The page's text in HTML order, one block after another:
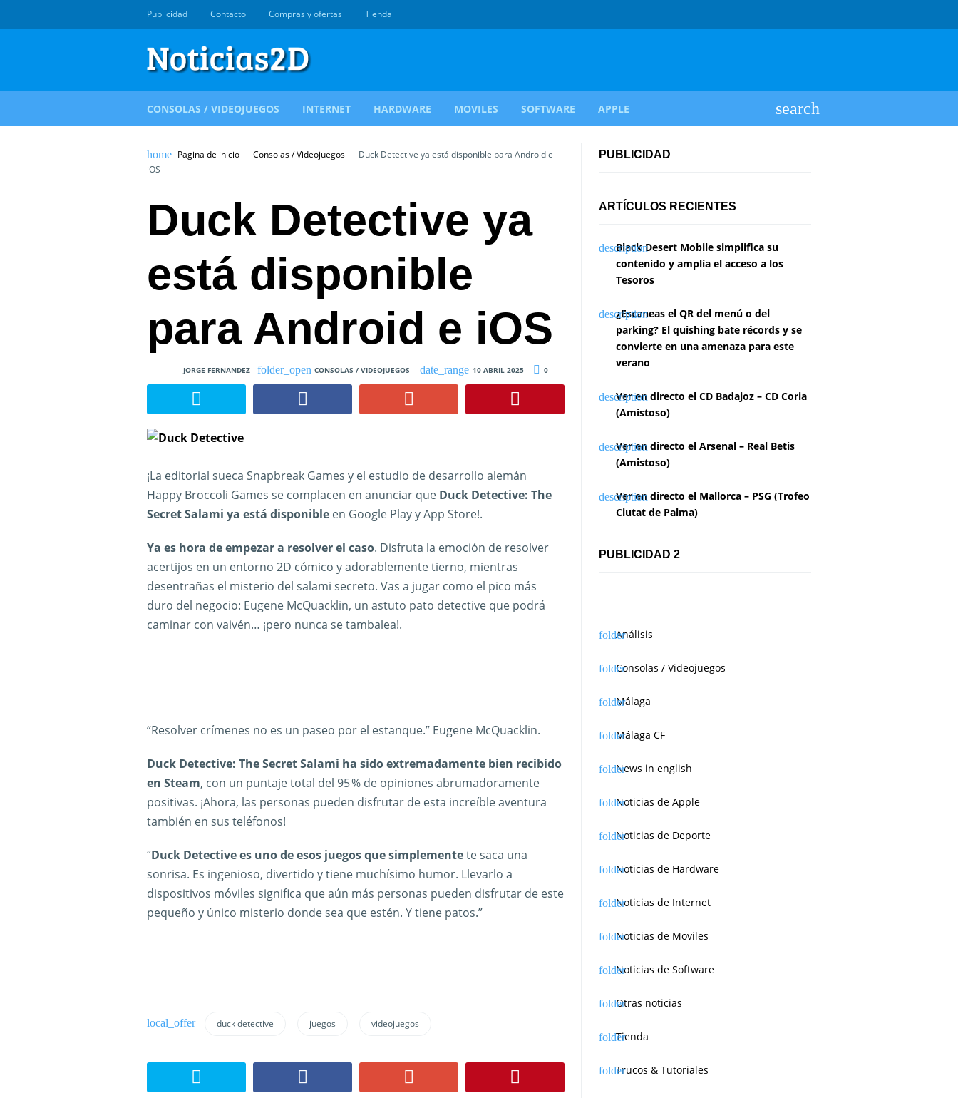
Publicidad Contacto Compras y ofertas Tienda
CONSOLAS / VIDEOJUEGOS INTERNET HARDWARE MOVILES SOFTWARE APPLE
Pagina de inicio Consolas / Videojuegos
Duck Detective ya está disponible para Android e
iOS
Duck Detective ya
está disponible
para Android e iOS
JORGE FERNANDEZ CONSOLAS / VIDEOJUEGOS 10 ABRIL 2025 0
¡La editorial sueca Snapbreak Games y el estudio de desarrollo alemán
Happy Broccoli Games se complacen en anunciar que Duck Detective: The
Secret Salami ya está disponible en Google Play y App Store!.
Ya es hora de empezar a resolver el caso. Disfruta la emoción de resolver
acertijos en un entorno 2D cómico y adorablemente tierno, mientras
desentrañas el misterio del salami secreto. Vas a jugar como el pico más
duro del negocio: Eugene McQuacklin, un astuto pato detective que podrá
caminar con vaivén… ¡pero nunca se tambalea!.
“Resolver crímenes no es un paseo por el estanque.” Eugene McQuacklin.
Duck Detective: The Secret Salami ha sido extremadamente bien recibido
en Steam, con un puntaje total del 95 % de opiniones abrumadoramente
positivas. ¡Ahora, las personas pueden disfrutar de esta increíble aventura
también en sus teléfonos!
“Duck Detective es uno de esos juegos que simplementete saca una
sonrisa. Es ingenioso, divertido y tiene muchísimo humor. Llevarlo a
dispositivos móviles significa que aún más personas pueden disfrutar de este
pequeño y único misterio donde sea que estén. Y tiene patos.”
duck detective juegos videojuegos
PUBLICIDAD
ARTÍCULOS RECIENTES
Black Desert Mobile simplifica su
contenido y amplía el acceso a los
Tesoros
¿Escaneas el QR del menú o del
parking? El quishing bate récords y se
convierte en una amenaza para este
verano
Ver en directo el CD Badajoz – CD Coria
(Amistoso)
Ver en directo el Arsenal – Real Betis
(Amistoso)
Ver en directo el Mallorca – PSG (Trofeo
Ciutat de Palma)
PUBLICIDAD 2
Análisis
Consolas / Videojuegos
Málaga
Málaga CF
News in english
Noticias de Apple
Noticias de Deporte
Noticias de Hardware
Noticias de Internet
Noticias de Moviles
Noticias de Software
Otras noticias
Tienda
Trucos & Tutoriales